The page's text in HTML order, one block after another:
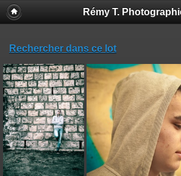
Rémy T.
Rechercher dans ce lot